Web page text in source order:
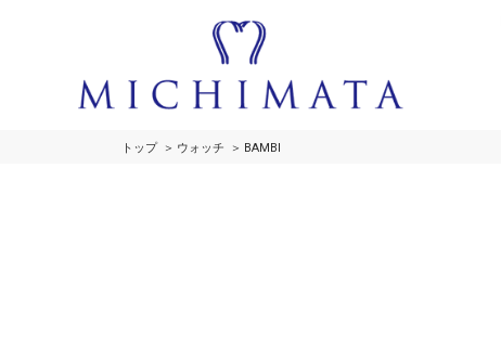
トップ ウォッチ BAMBI